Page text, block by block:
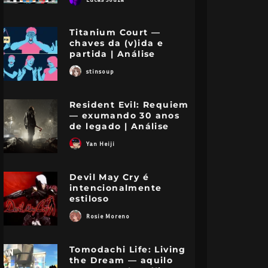
Titanium Court —
chaves da (v)ida e
partida | Análise
stinsoup
Resident Evil: Requiem
— exumando 30 anos
de legado | Análise
Yan Heiji
Devil May Cry é
intencionalmente
estiloso
Rosie Moreno
Tomodachi Life: Living
the Dream — aquilo